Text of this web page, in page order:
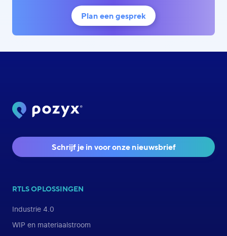
Plan een gesprek
Schrijf je in voor onze nieuwsbrief
RTLS OPLOSSINGEN
Industrie 4.0
WIP en materiaalstroom